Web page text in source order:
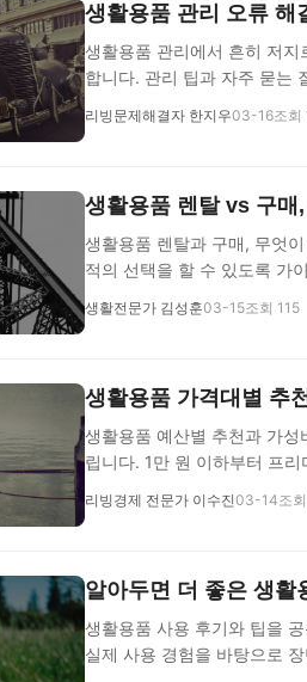
생활용품 관리 오류 해
생활용품 관리에서 흔히 저
합니다. 관리 팁과 자주 묻는
리빙문제해결자 한지우03-16조회
생활용품 렌탈 vs 구매
생활용품 렌탈과 구매, 무엇
적의 선택을 할 수 있도록 가
생활전문가 김성훈03-15조회 115
생활용품 가격대별 추
생활용품 예산별 추천과 가
립니다. 1만 원 이하부터 프
리빙경제 전문가 이수진03-14조
알아두면 더 좋은 생활
생활용품 사용 후기와 팁을
실제 사용 경험을 바탕으로